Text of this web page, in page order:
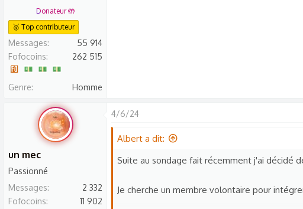
Donateur 🤲
🥇 Top contributeur
Messages
55 914
Fofocoins
262 515
Genre Homme
un mec
Passionné
Messages
2 332
Fofocoins
11 902
4/6/24
Albert a dit:
Suite au sondage fait récemment j'ai décidé
Je cherche un membre volontaire pour